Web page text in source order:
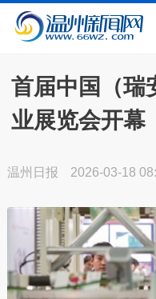
首届中国（瑞
业展览会开幕
温州日报 2026-03-18